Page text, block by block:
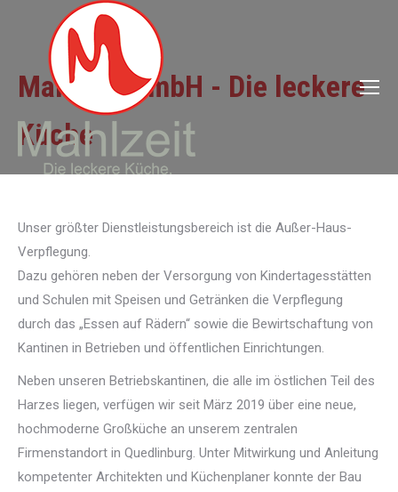
Mahlzeit GmbH - Die leckere
Küche
Unser größter Dienstleistungsbereich ist die Außer-Haus-
Verpflegung.
Dazu gehören neben der Versorgung von Kindertagesstätten
und Schulen mit Speisen und Getränken die Verpflegung
durch das „Essen auf Rädern“ sowie die Bewirtschaftung von
Kantinen in Betrieben und öffentlichen Einrichtungen.
Neben unseren Betriebskantinen, die alle im östlichen Teil des
Harzes liegen, verfügen wir seit März 2019 über eine neue,
hochmoderne Großküche an unserem zentralen
Firmenstandort in Quedlinburg. Unter Mitwirkung und Anleitung
kompetenter Architekten und Küchenplaner konnte der Bau